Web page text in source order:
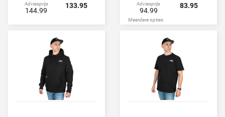
Adviesprijs
144.99
133.95 Adviesprijs
94.99
83.95
Meerdere opties